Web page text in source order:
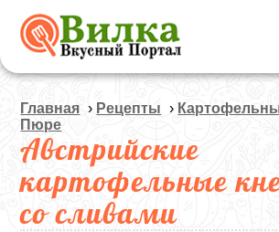
Главная › Рецепты ›
Пюре
Австрийские
картофельные
со сливами